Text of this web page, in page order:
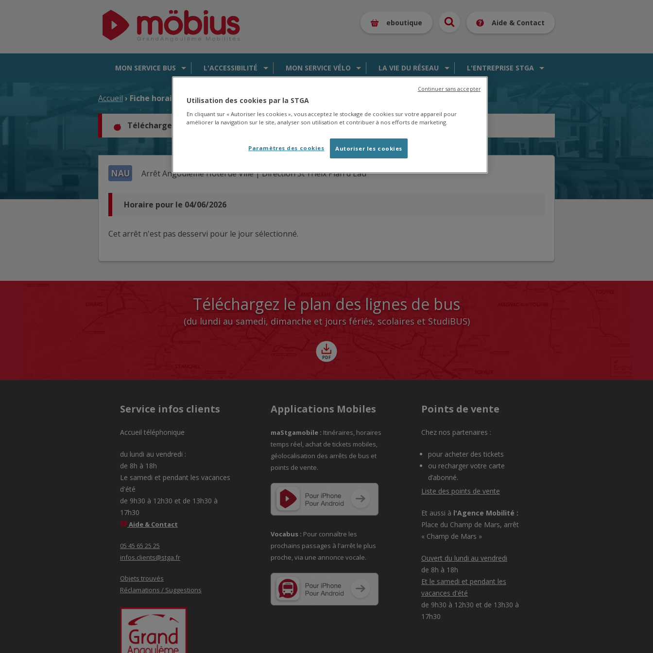
eboutique Aide & Contact
MON SERVICE BUS L'ACCESSIBILITÉ MON SERVICE VÉLO LA VIE DU RÉSEAU L'ENTREPRISE STGA
Accueil › Fiche horaire d'arrêt
Téléchargez les horaires de la saison 2025/2026 encliquant ici.
NAU ArrêtAngoulême Hôtel de Ville |DirectionSt Yrieix Plan d'Eau
Horaire pour le 04/06/2026
Cet arrêt n'est pas desservi pour le jour sélectionné.
Téléchargez le plan des lignes de bus
(du lundi au samedi, dimanche et jours fériés, scolaires et StudiBUS)
Service infos clients
Accueil téléphonique
du lundi au vendredi :
de 8h à 18h
Le samedi et pendant les vacances
d'été
de 9h30 à 12h30 et de 13h30 à
17h30
Aide & Contact
05 45 65 25 25
infos.clients@stga.fr
Objets trouvés
Réclamations / Suggestions
Applications Mobiles
maStgamobile : Itinéraires, horaires
temps réel, achat de tickets mobiles,
géolocalisation des arrêts de bus et
points de vente.
Vocabus : Pour connaître les
prochains passages à l'arrêt le plus
proche, via une annonce vocale.
Points de vente
Chez nos partenaires :
pour acheter des tickets
ou recharger votre carte
d’abonné.
Liste des points de vente
Et aussi à l'Agence Mobilité :
Place du Champ de Mars, arrêt
« Champ de Mars »
Ouvert du lundi au vendredi
de 8h à 18h
Et le samedi et pendant les
vacances d'été
de 9h30 à 12h30 et de 13h30 à
17h30
Utilisation des cookies par la STGA
En cliquant sur « Autoriser les cookies », vous acceptez le stockage de cookies sur votre appareil pour
améliorer la navigation sur le site, analyser son utilisation et contribuer à nos efforts de marketing.
Autoriser les cookies
Paramètres des cookies
Continuer sans accepter